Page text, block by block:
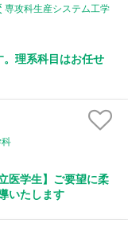
専攻科生産システム工学
理系科目はお任せ
科
医学生】ご要望に柔
いたします